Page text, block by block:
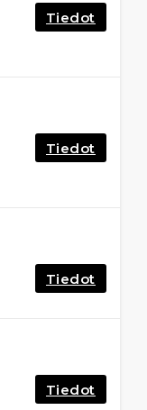
Tiedot
Tiedot
Tiedot
Tiedot